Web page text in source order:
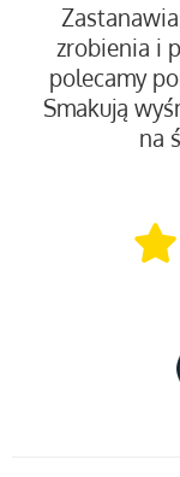
zrobienia i
polecamy
Smakują
na